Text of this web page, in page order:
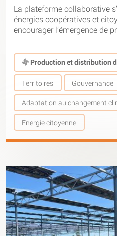
La plateforme collaborative
énergies coopératives et
encourager l’émergence de
Production et distribution
Territoires Gouvernance
Adaptation au changement
Energie citoyenne